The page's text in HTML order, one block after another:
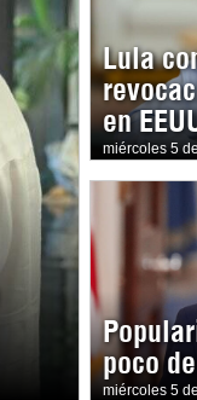
Lula
en
miércoles 5
poco
miércoles 5